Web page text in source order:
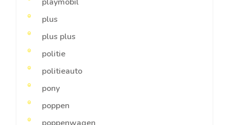
plus
plus plus
politie
politieauto
pony
poppen